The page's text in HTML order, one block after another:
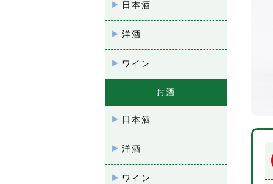
日本酒
洋酒
ワイン
お酒
日本酒
洋酒
ワイン